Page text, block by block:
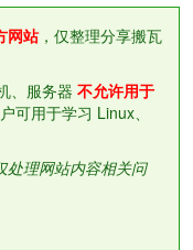
网站，仅整理分享搬瓦
、服务器 不允许用于
可用于学习 Linux、
处理网站内容相关问